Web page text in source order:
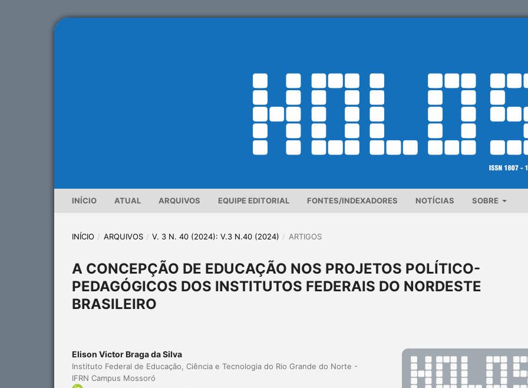
INÍCIO ATUAL ARQUIVOS EQUIPE EDITORIAL FONTES/INDEXADORES NOTÍCIAS SOBRE
INÍCIO / ARQUIVOS / V. 3 N. 40 (2024): V.3 N.40 (2024) / ARTIGOS
A CONCEPÇÃO DE EDUCAÇÃO NOS PROJETOS POLÍTICO-
PEDAGÓGICOS DOS INSTITUTOS FEDERAIS DO NORDESTE
BRASILEIRO
Elison Victor Braga da Silva
Instituto Federal de Educação, Ciência e Tecnologia do Rio Grande do Norte -
IFRN Campus Mossoró